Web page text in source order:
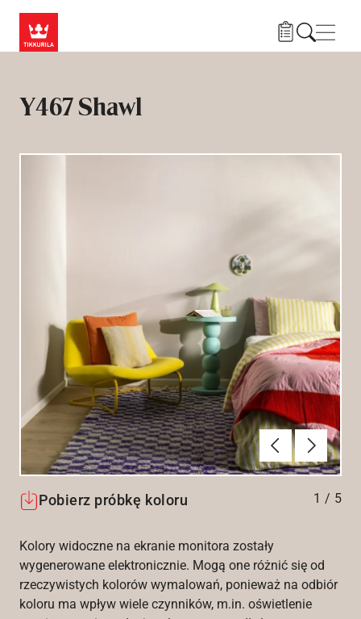
Y467 Shawl
Poprzednie
Dalej
Pobierz próbkę koloru 1 / 5
Kolory widoczne na ekranie monitora zostały
wygenerowane elektronicznie. Mogą one różnić się od
rzeczywistych kolorów wymalowań, ponieważ na odbiór
koloru ma wpływ wiele czynników, m.in. oświetlenie